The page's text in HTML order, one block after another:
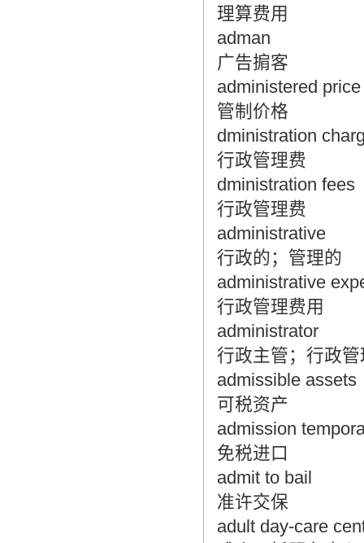
理算费用
adman
广告掮客
administered price
管制价格
dministration
行政管理费
dministration fees
行政管理费
administrative
行政的；管理的
administrative
行政管理费用
administrator
行政主管；行政
admissible assets
可税资产
admission
免税进口
admit to bail
准许交保
adult day-care